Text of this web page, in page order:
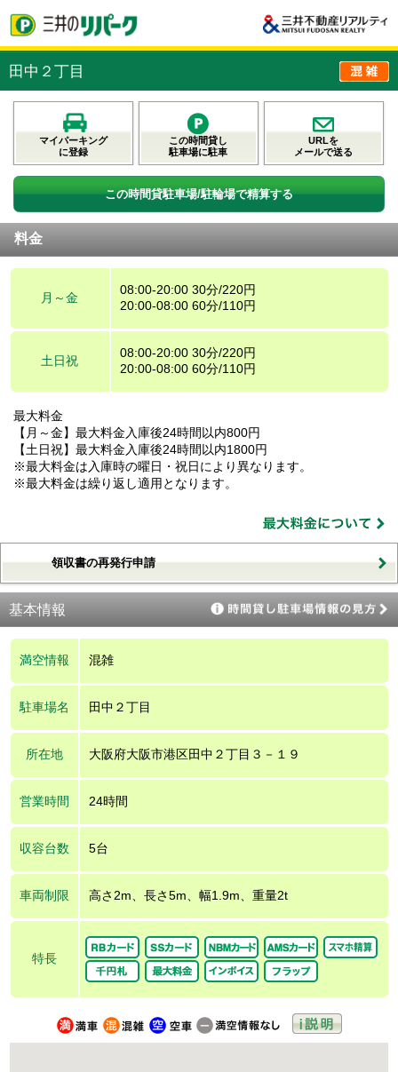
田中２丁目
マイパーキング
に登録
この時間貸し
駐車場に駐車
URLを
メールで送る
この時間貸駐車場/駐輪場で精算する
料金
月～金
08:00-20:00 30分/220円
20:00-08:00 60分/110円
土日祝
08:00-20:00 30分/220円
20:00-08:00 60分/110円
最大料金
【月～金】最大料金入庫後24時間以内800円
【土日祝】最大料金入庫後24時間以内1800円
※最大料金は入庫時の曜日・祝日により異なります。
※最大料金は繰り返し適用となります。
領収書の再発行申請
基本情報
満空情報 混雑
駐車場名 田中２丁目
所在地 大阪府大阪市港区田中２丁目３－１９
営業時間 24時間
収容台数 5台
車両制限 高さ2m、長さ5m、幅1.9m、重量2t
特長